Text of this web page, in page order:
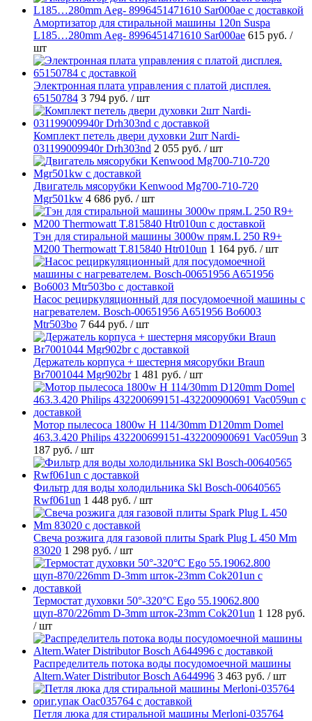
Амортизатор для стиральной машины 120n Suspa
L185…280mm Aeg- 8996451471610 Sar000ae 615 руб. /
шт
Электронная плата управления с платой дисплея.
65150784 3 794 руб. / шт
Комплект петель двери духовки 2шт Nardi-
031199009940r Drh303nd 2 055 руб. / шт
Двигатель мясорубки Kenwood Mg700-710-720
Mgr501kw 4 686 руб. / шт
Тэн для стиральной машины 3000w прям.L 250 R9+
M200 Thermowatt T.815840 Htr010un 1 164 руб. / шт
Насос рециркуляционный для посудомоечной машины с
нагревателем. Bosch-00651956 A651956 Bo6003
Mtr503bo 7 644 руб. / шт
Держатель корпуса + шестерня мясорубки Braun
Br7001044 Mgr902br 1 481 руб. / шт
Мотор пылесоса 1800w H 114/30mm D120mm Domel
463.3.420 Philips 432200699151-432200900691 Vac059un 3
187 руб. / шт
Фильтр для воды холодильника Skl Bosch-00640565
Rwf061un 1 448 руб. / шт
Свеча розжига для газовой плиты Spark Plug L 450 Mm
83020 1 298 руб. / шт
Термостат духовки 50°-320°C Ego 55.19062.800
щуп-870/226mm D-3mm шток-23mm Cok201un 1 128 руб.
/ шт
Распределитель потока воды посудомоечной машины
Altern.Water Distributor Bosch A644996 3 463 руб. / шт
Петля люка для стиральной машины Merloni-035764